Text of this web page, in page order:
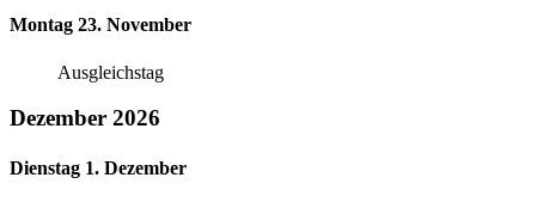
Montag 23. November
Ausgleichstag
Dezember 2026
Dienstag 1. Dezember